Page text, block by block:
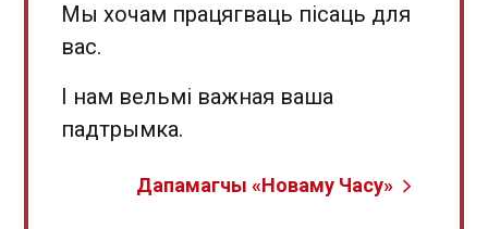
Мы хочам працягваць пісаць для
вас.
І нам вельмі важная ваша
падтрымка.
Дапамагчы «Новаму Часу»